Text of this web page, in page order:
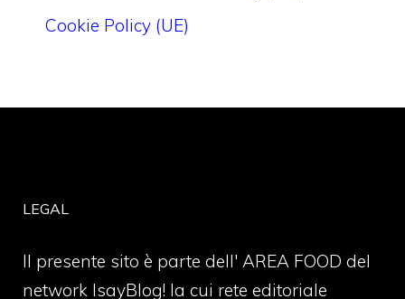
Cookie Policy (UE)
LEGAL
Il presente sito è parte dell' AREA FOOD del
network IsayBlog! la cui rete editoriale